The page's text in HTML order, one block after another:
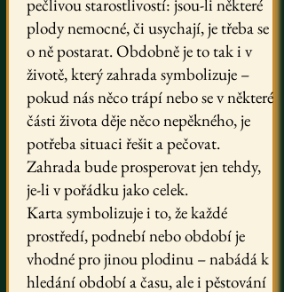
pečlivou starostlivostí: jsou-li některé
plody nemocné, či usychají, je třeba se
o ně postarat. Obdobně je to tak i v
životě, který zahrada symbolizuje –
pokud nás něco trápí nebo se v některé
části života děje něco nepěkného, je
potřeba situaci řešit a pečovat.
Zahrada bude prosperovat jen tehdy,
je-li v pořádku jako celek.
Karta symbolizuje i to, že každé
prostředí, podnebí nebo období je
vhodné pro jinou plodinu – nabádá k
hledání období a času, ale i pěstování